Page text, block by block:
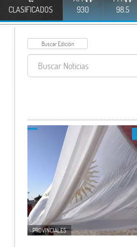
CLASIFICADOS
930
98.5
PROVINCIALES